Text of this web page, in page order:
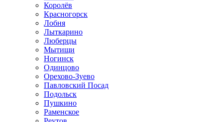
Королёв
Красногорск
Лобня
Лыткарино
Люберцы
Мытищи
Ногинск
Одинцово
Орехово-Зуево
Павловский Посад
Подольск
Пушкино
Раменское